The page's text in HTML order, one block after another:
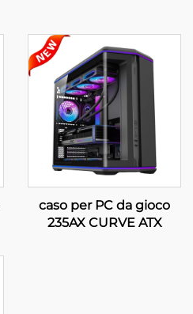
caso per PC da gioco
235AX CURVE ATX